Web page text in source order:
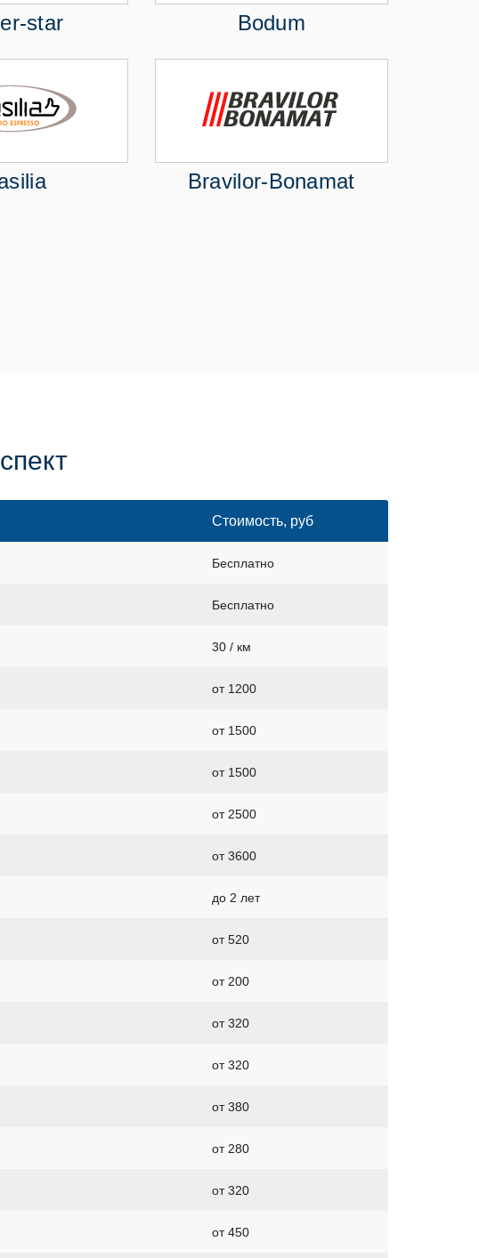
star Bodum
Bravilor-Bonamat
Стоимость, руб
Бесплатно
Бесплатно
30 / км
от 1200
от 1500
от 1500
от 2500
от 3600
до 2 лет
от 520
от 200
от 320
от 320
от 380
от 280
от 320
от 450